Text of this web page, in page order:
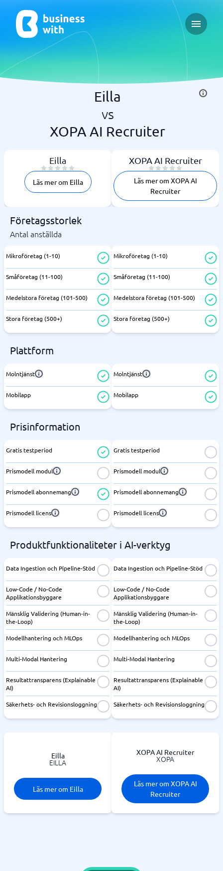
Open
Eilla
vs
XOPA AI Recruiter
Eilla
Läs mer om Eilla
XOPA AI Recruiter
Läs mer om XOPA AI
Recruiter
Företagsstorlek
Antal anställda
Mikroföretag (1-10)
Småföretag (11-100)
Medelstora företag (101-500)
Stora företag (500+)
Mikroföretag (1-10)
Småföretag (11-100)
Medelstora företag (101-500)
Stora företag (500+)
Plattform
Molntjänst
Mobilapp
Molntjänst
Mobilapp
Prisinformation
Gratis testperiod
Prismodell modul
Prismodell abonnemang
Prismodell licens
Gratis testperiod
Prismodell modul
Prismodell abonnemang
Prismodell licens
Produktfunktionaliteter i AI-verktyg
Data Ingestion och Pipeline-Stöd
Low-Code / No-Code
Applikationsbyggare
Mänsklig Validering (Human-in-
the-Loop)
Modellhantering och MLOps
Multi-Modal Hantering
Resultattransparens (Explainable
AI)
Säkerhets- och Revisionsloggning
Data Ingestion och Pipeline-Stöd
Low-Code / No-Code
Applikationsbyggare
Mänsklig Validering (Human-in-
the-Loop)
Modellhantering och MLOps
Multi-Modal Hantering
Resultattransparens (Explainable
AI)
Säkerhets- och Revisionsloggning
Eilla
EILLA
Läs mer om Eilla
XOPA AI Recruiter
XOPA
Läs mer om XOPA AI
Recruiter